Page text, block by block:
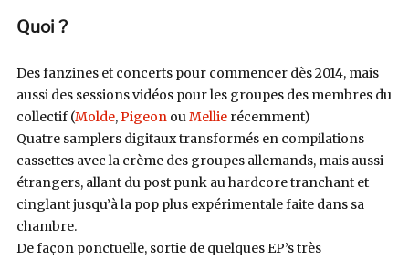
Quoi ?
Des fanzines et concerts pour commencer dès 2014, mais
aussi des sessions vidéos pour les groupes des membres du
collectif (Molde,PigeonouMellierécemment)
Quatre samplers digitaux transformés en compilations
cassettes avec la crème des groupes allemands, mais aussi
étrangers, allant du post punk au hardcore tranchant et
cinglant jusqu’à la pop plus expérimentale faite dans sa
chambre.
De façon ponctuelle, sortie de quelques EP’s très